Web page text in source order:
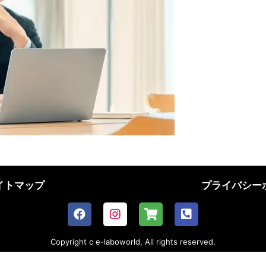
トマップ プライバシー
Copyright c e-laboworld, All rights reserved.